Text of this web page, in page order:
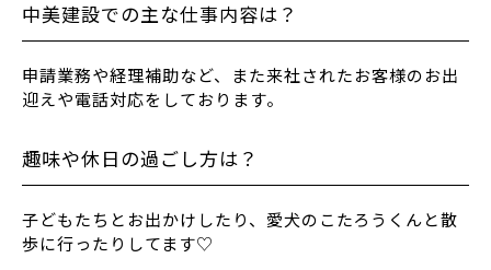
中美建設での主な仕事内容は？
申請業務や経理補助など、また来社されたお客様のお出
迎えや電話対応をしております。
趣味や休日の過ごし方は？
子どもたちとお出かけしたり、愛犬のこたろうくんと散
歩に行ったりしてます♡